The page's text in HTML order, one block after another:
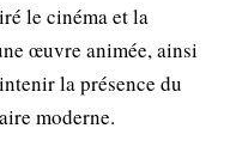
le cinéma et la
œuvre animée, ainsi
la présence du
moderne.